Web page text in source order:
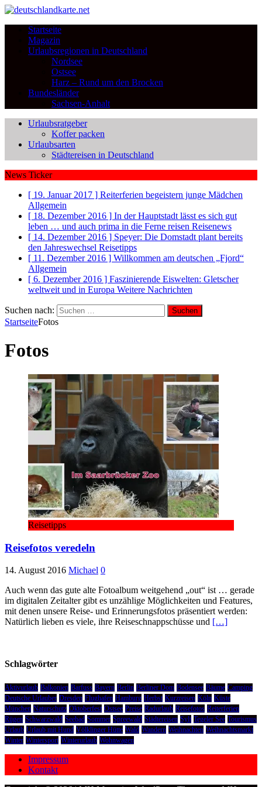
Startseite
Magazin
Urlaubsregionen in Deutschland
Nordsee
Ostsee
Harz – Rund um den Brocken
Bundesländer
Sachsen-Anhalt
Urlaubsratgeber
Koffer packen
Urlaubsarten
Städtereisen in Deutschland
News Ticker
[ 19. Januar 2017 ] Reiterferien begeistern junge Mädchen
Allgemein
[ 18. Dezember 2016 ] In der Hauptstadt lässt es sich gut
leben … und auch prima in die Ferne reisen Reisenews
[ 14. Dezember 2016 ] Speyer: Die Domstadt plant bereits
den Jahreswechsel Reisetipps
[ 11. Dezember 2016 ] Willkommen am deutschen „Fjord“
Allgemein
[ 6. Dezember 2016 ] Faszinierende Eiswelten: Gletscher
weltweit und in Europa Weitere Nachrichten
Suchen nach:
StartseiteFotos
Fotos
Reisetipps
Reisefotos veredeln
14. August 2016 Michael 0
Auch wenn das gute alte Fotoalbum weitgehend „out“ ist … gerade
im digitalen Zeitalter gibt es unzählige Möglichkeiten und Features,
mit denen unsere Reise- und Erinnerungsfotos präsentiert werden:
Natürlich lieben es viele, ihre Reiseschnappschüsse und […]
Schlagwörter
Aktivurlaub Balkonien Barfuss Bayern Berlin Berliner Dom Bodensee Bäume Camping
Deutsche Urlauber Dresden Flughafen Hamburg Herbst Kurzreisen Köln Küste
München Naturschutz Oktoberfest Ostsee Preise Radurlaub Reisefotos Reiterferien
Rügen Schwarzwald Seebad Sommer Spreewald Städtereisen Sylt Tegeler See Tourismus
Urlaub Urlaub mit Hund Völklinger Hütte Wald Wandern Weihnachten Weihnachtsmarkt
Winter Wintersport Winterurlaub Wohnwagen
Impressum
Kontakt